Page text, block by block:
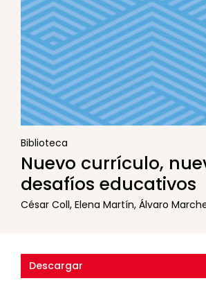
Biblioteca
Nuevo currículo,
desafíos educativos
César Coll, Elena Martín, Álvaro
Descargar